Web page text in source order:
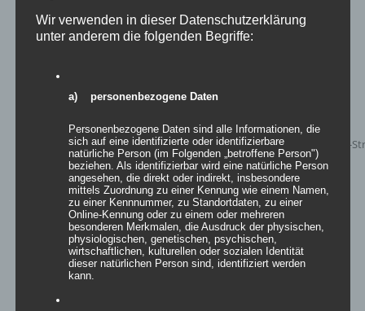
Wir verwenden in dieser Datenschutzerklärung
unter anderem die folgenden Begriffe:
a) personenbezogene Daten
Personenbezogene Daten sind alle Informationen, die
sich auf eine identifizierte oder identifizierbare
natürliche Person (im Folgenden „betroffene Person")
beziehen. Als identifizierbar wird eine natürliche Person
angesehen, die direkt oder indirekt, insbesondere
mittels Zuordnung zu einer Kennung wie einem Namen,
zu einer Kennnummer, zu Standortdaten, zu einer
Online-Kennung oder zu einem oder mehreren
besonderen Merkmalen, die Ausdruck der physischen,
physiologischen, genetischen, psychischen,
wirtschaftlichen, kulturellen oder sozialen Identität
dieser natürlichen Person sind, identifiziert werden
kann.